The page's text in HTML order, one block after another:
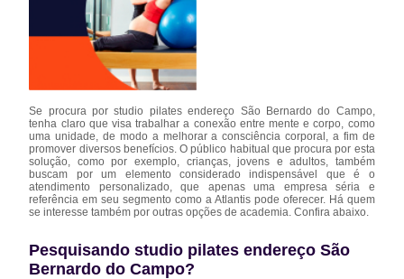
Se procura por studio pilates endereço São Bernardo do Campo,
tenha claro que visa trabalhar a conexão entre mente e corpo, como
uma unidade, de modo a melhorar a consciência corporal, a fim de
promover diversos benefícios. O público habitual que procura por esta
solução, como por exemplo, crianças, jovens e adultos, também
buscam por um elemento considerado indispensável que é o
atendimento personalizado, que apenas uma empresa séria e
referência em seu segmento como a Atlantis pode oferecer. Há quem
se interesse também por outras opções de academia. Confira abaixo.
Pesquisando studio pilates endereço São
Bernardo do Campo?